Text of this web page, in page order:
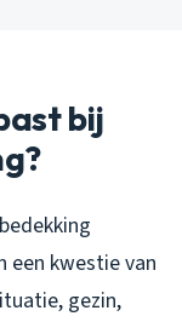
bij
een kwestie van
gezin,